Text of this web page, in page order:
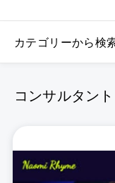
カテゴリーから検
コンサルタン